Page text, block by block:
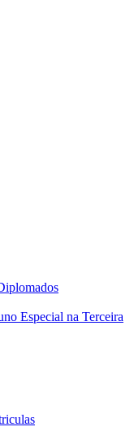
Especial na Terceira